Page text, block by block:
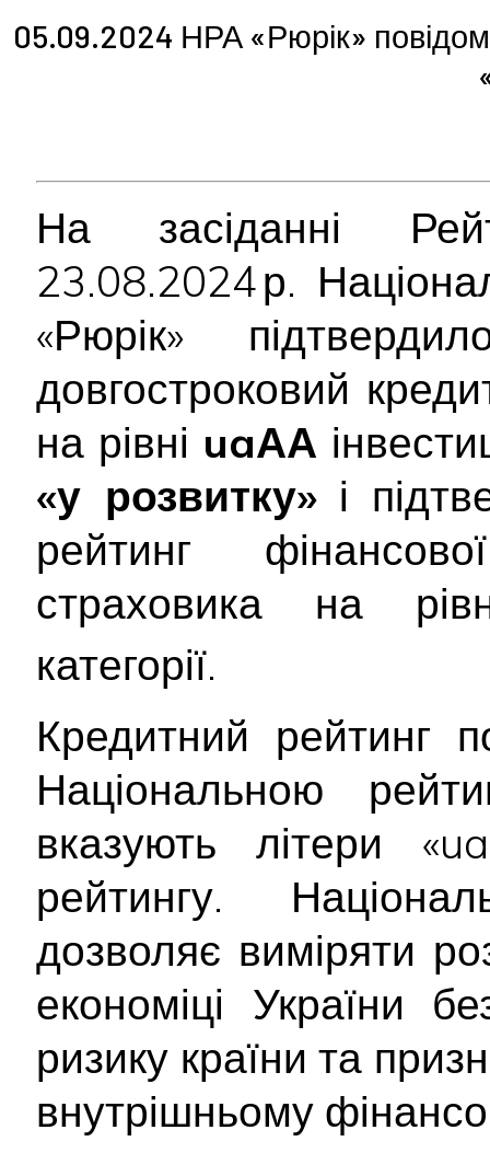
05.09.2024 НРА «Рюрік»
На засіданні
23.08.2024 р.
«Рюрік»
довгостроковий
на рівні uaАА
«у розвитку»і
рейтинг
страховика на
категорії.
Кредитний рейтинг
Національною
вказують літери
рейтингу.
дозволяє виміряти
економіці України
ризику країни та
внутрішньому